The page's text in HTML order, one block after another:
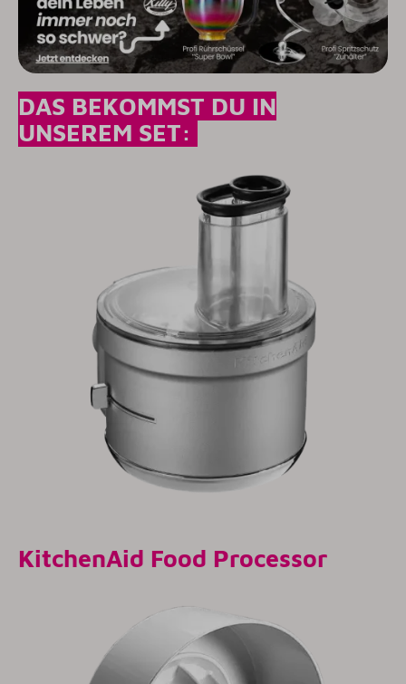
DAS BEKOMMST DU IN
UNSEREM SET:
KitchenAid Food Processor